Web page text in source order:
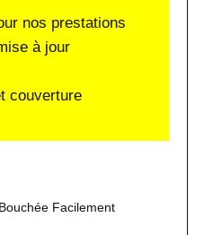
nos prestations
à jour
couverture
Facilement